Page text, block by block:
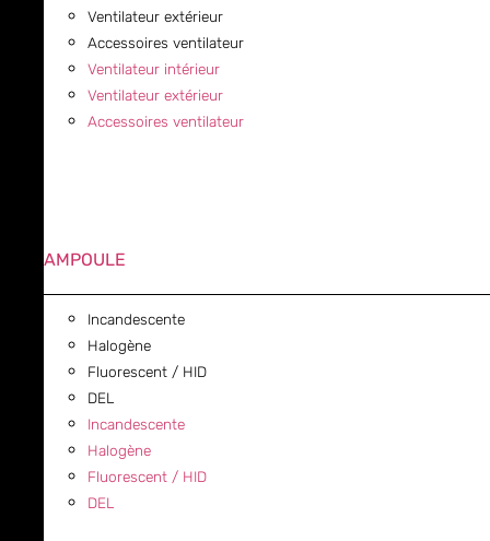
Ventilateur extérieur
Accessoires ventilateur
Ventilateur intérieur
Ventilateur extérieur
Accessoires ventilateur
AMPOULE
Incandescente
Halogène
Fluorescent / HID
DEL
Incandescente
Halogène
Fluorescent / HID
DEL